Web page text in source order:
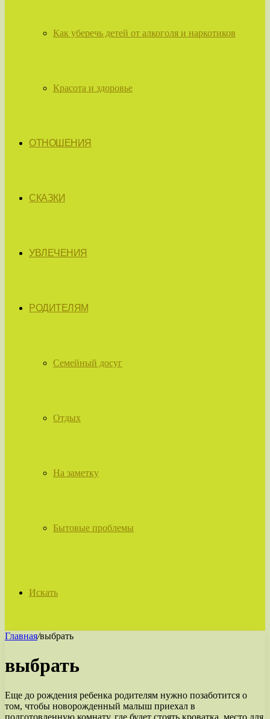
Как уберечь детей от алкоголя и наркотиков
Красота и здоровье
ОТНОШЕНИЯ
СКАЗКИ
УВЛЕЧЕНИЯ
РОДИТЕЛЯМ
Семейный досуг
Отдых
На заметку
Бытовые проблемы
Искать
Главная/выбрать
выбрать
Еще до рождения ребенка родителям нужно позаботится о
том, чтобы новорожденный малыш приехал в
подготовленную комнату, где будет стоять кроватка, место для